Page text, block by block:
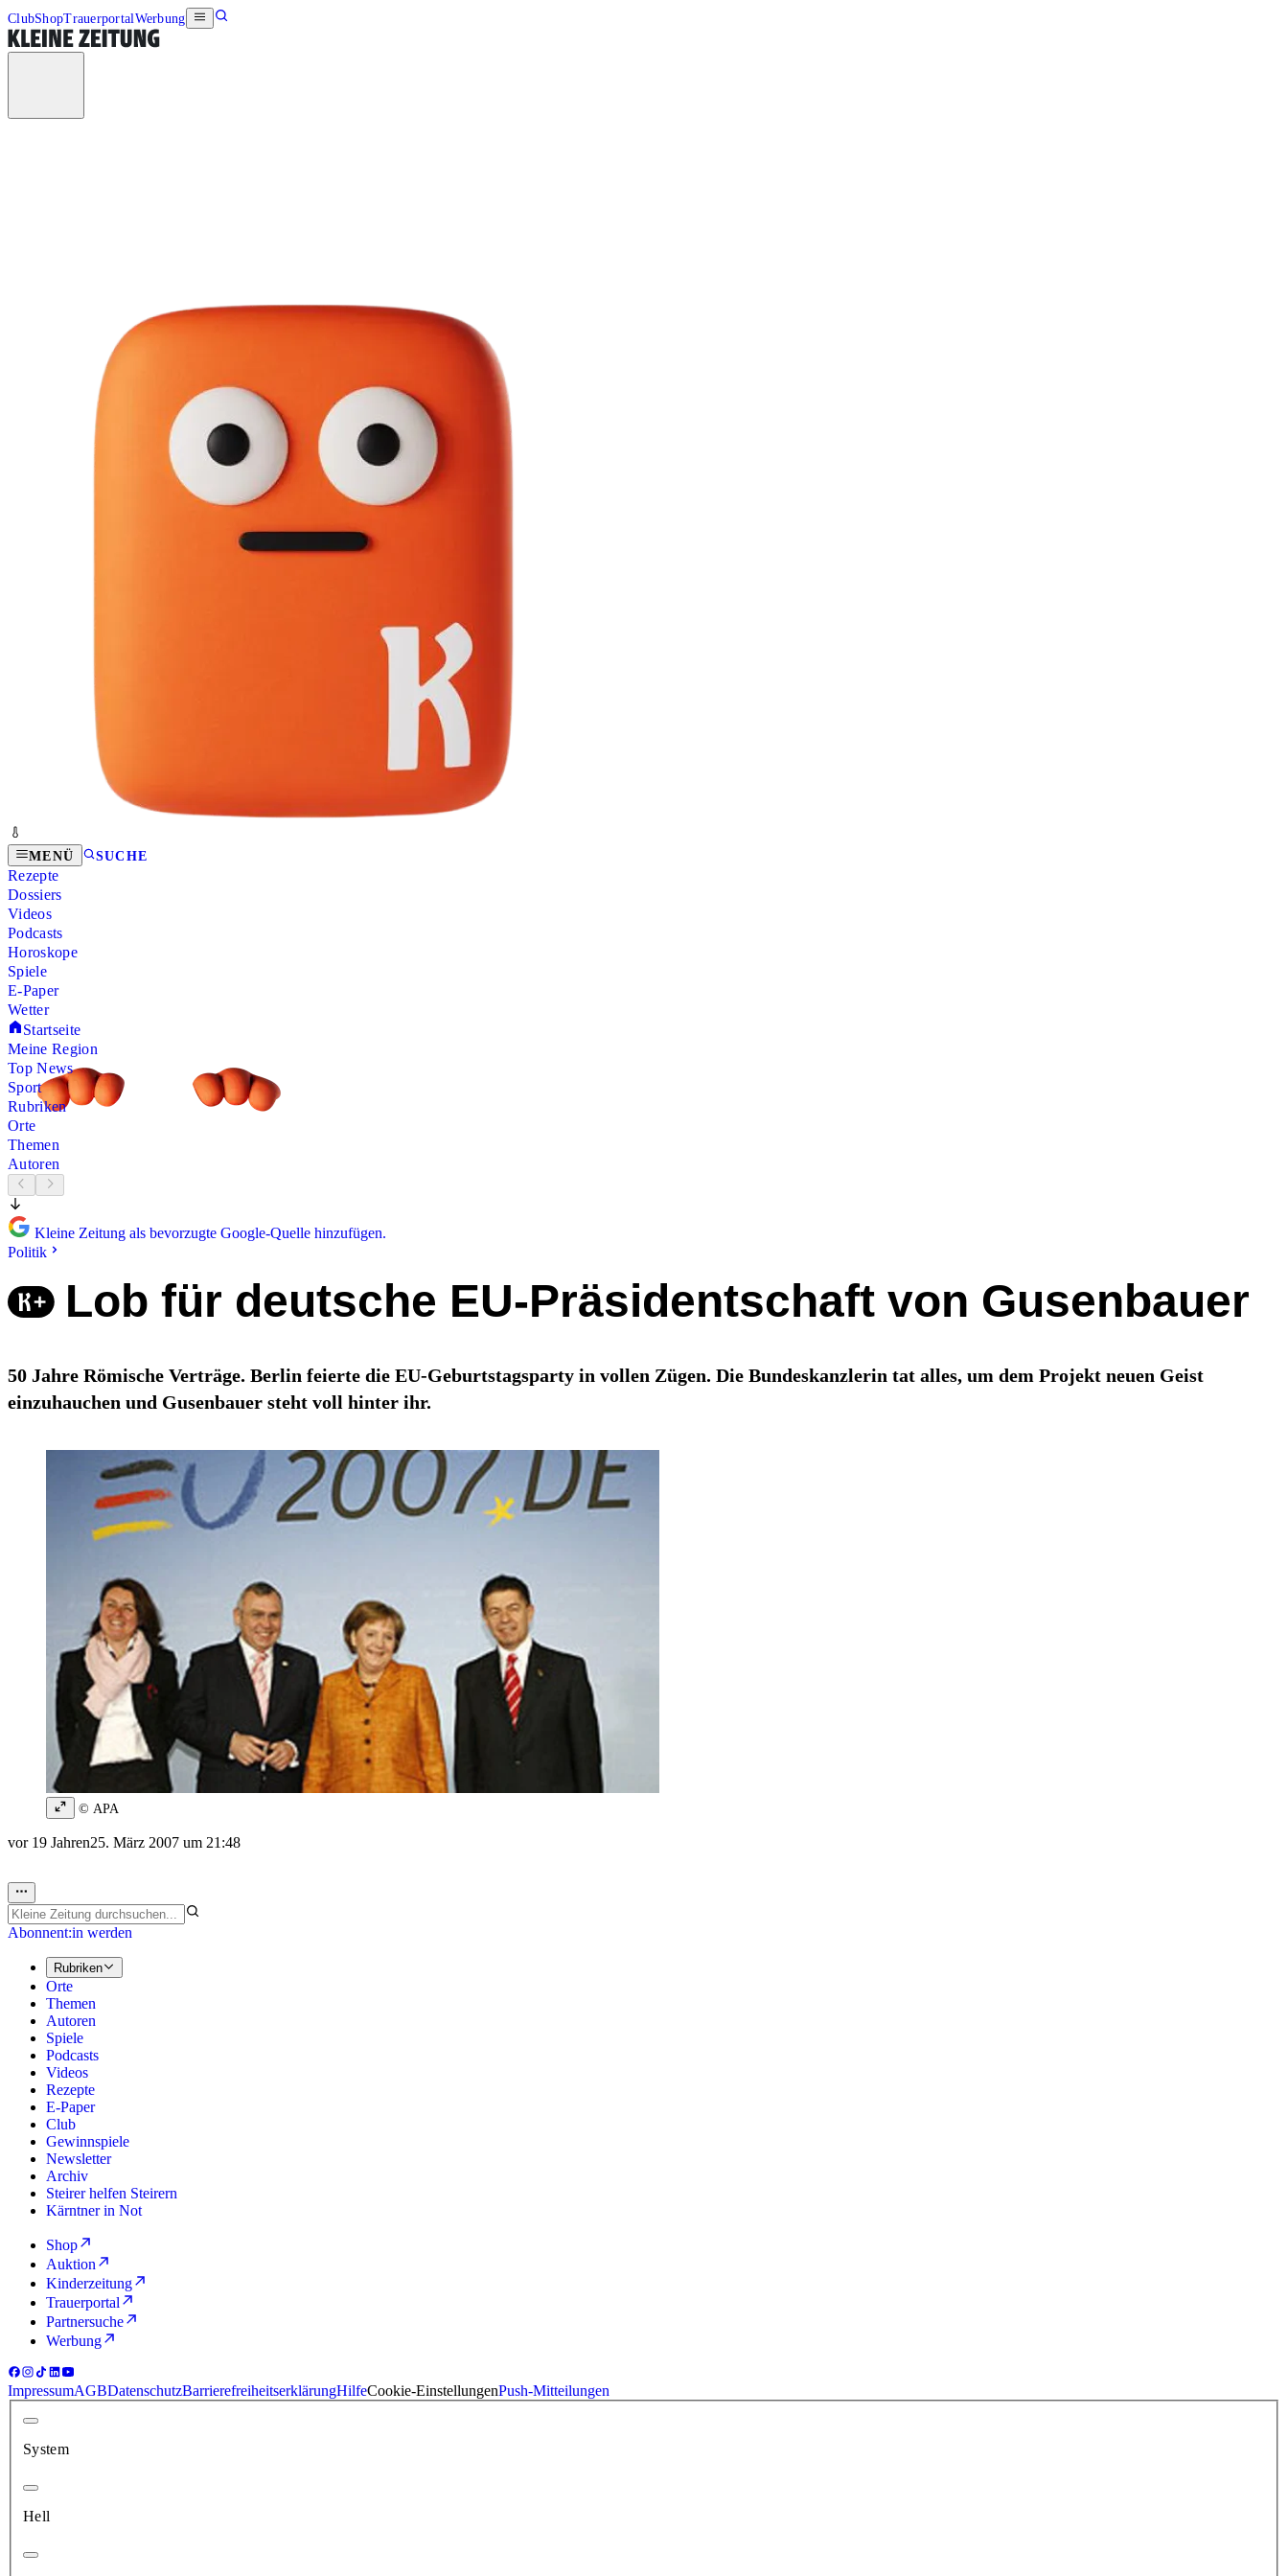
ClubShopTrauerportalWerbung
MENÜ SUCHE
Rezepte
Dossiers
Videos
Podcasts
Horoskope
Spiele
E-Paper
Wetter
Startseite
Meine Region
Top News
Sport
Rubriken
Orte
Themen
Autoren
Kleine Zeitung als bevorzugte Google-Quelle hinzufügen.
Politik
Lob für deutsche EU-Präsidentschaft von Gusenbauer
50 Jahre Römische Verträge. Berlin feierte die EU-Geburtstagsparty in vollen Zügen. Die Bundeskanzlerin tat alles, um dem Projekt neuen Geist
einzuhauchen und Gusenbauer steht voll hinter ihr.
© APA
vor 19 Jahren25. März 2007 um 21:48
Abonnent:in werden
Rubriken
Orte
Themen
Autoren
Spiele
Podcasts
Videos
Rezepte
E-Paper
Club
Gewinnspiele
Newsletter
Archiv
Steirer helfen Steirern
Kärntner in Not
Shop
Auktion
Kinderzeitung
Trauerportal
Partnersuche
Werbung
ImpressumAGBDatenschutzBarrierefreiheitserklärungHilfeCookie-EinstellungenPush-Mitteilungen
System
Hell